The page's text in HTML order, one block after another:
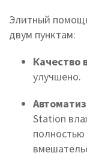
Элитный
двум пунктам:
Качество
улучшено.
Station